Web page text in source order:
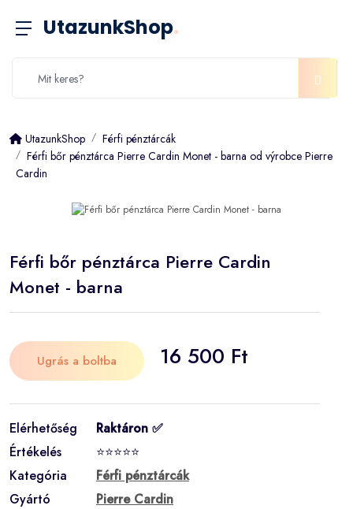
UtazunkShop.
UtazunkShop
Férfi pénztárcák
Férfi bőr pénztárca Pierre Cardin Monet - barna od výrobce Pierre
Cardin
Férfi bőr pénztárca Pierre Cardin
Monet - barna
Ugrás a boltba 16 500 Ft
Elérhetőség
Raktáron ✅
Értékelés
⭐⭐⭐⭐⭐
Kategória
Férfi pénztárcák
Gyártó
Pierre Cardin